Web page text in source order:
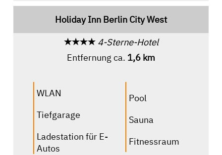
Holiday Inn Berlin City West
4-Sterne-Hotel
Entfernung ca. 1,6 km
WLAN
Tiefgarage
Ladestation für E-
Autos
Pool
Sauna
Fitnessraum